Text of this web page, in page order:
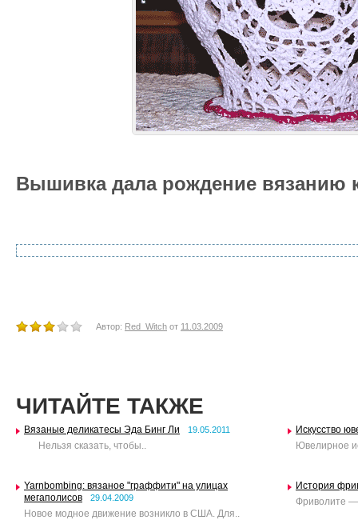
Вышивка дала рождение вязанию
Автор: Red_Witch от 11.03.2009
ЧИТАЙТЕ ТАКЖЕ
Вязаные деликатесы Эда Бинг Ли 19.05.2011
Нельзя сказать, чтобы..
Искусство
Ювелирное
Yarnbombing: вязаное "граффити" на улицах
мегаполисов
29.04.2009
Новое модное движение возникло в США. Для..
История
Фриволите —